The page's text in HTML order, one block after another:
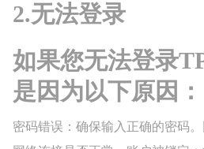
2.无法登录
如果您无法登录
是因为以下原因：
密码错误：确保输入正确的密码